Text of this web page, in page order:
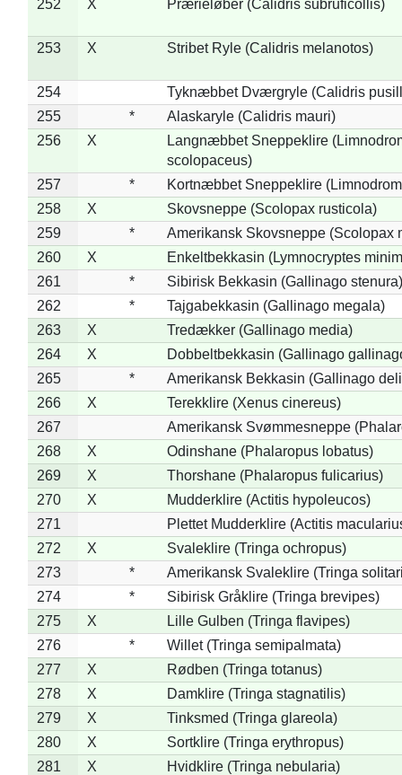
252 X Prærieløber (Calidris subruficollis)
253 X Stribet Ryle (Calidris melanotos)
254
Tyknæbbet Dværgryle (Calidris
255
*
Alaskaryle (Calidris mauri)
256
X
Langnæbbet Sneppeklire
scolopaceus)
257
*
Kortnæbbet Sneppeklire
258
X
Skovsneppe (Scolopax rusticola)
259
*
Amerikansk Skovsneppe (Scolopax
260
X
Enkeltbekkasin (Lymnocryptes
261
*
Sibirisk Bekkasin (Gallinago stenura)
262
*
Tajgabekkasin (Gallinago megala)
263
X
Tredækker (Gallinago media)
264
X
Dobbeltbekkasin (Gallinago
265
*
Amerikansk Bekkasin (Gallinago
266
X
Terekklire (Xenus cinereus)
267
Amerikansk Svømmesneppe
268
X
Odinshane (Phalaropus lobatus)
269
X
Thorshane (Phalaropus fulicarius)
270
X
Mudderklire (Actitis hypoleucos)
271
Plettet Mudderklire (Actitis
272
X
Svaleklire (Tringa ochropus)
273
*
Amerikansk Svaleklire (Tringa
274
*
Sibirisk Gråklire (Tringa brevipes)
275
X
Lille Gulben (Tringa flavipes)
276
*
Willet (Tringa semipalmata)
277
X
Rødben (Tringa totanus)
278
X
Damklire (Tringa stagnatilis)
279
X
Tinksmed (Tringa glareola)
280
X
Sortklire (Tringa erythropus)
281
X
Hvidklire (Tringa nebularia)